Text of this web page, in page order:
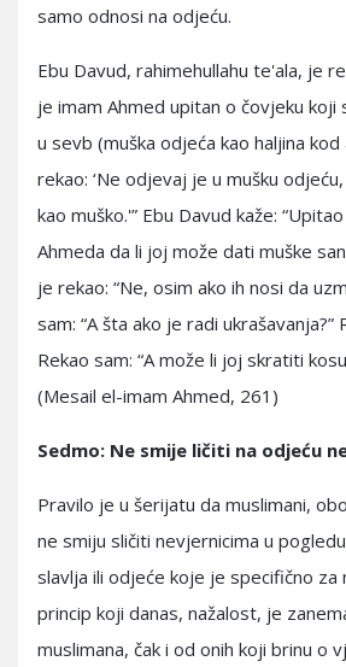
samo odnosi na odjeću.
Ebu Davud, rahimehullahu te'ala, je
je imam Ahmed upitan o čovjeku koji
u sevb (muška odjeća kao haljina kod
rekao: ‘Ne odjevaj je u mušku
kao muško.'” Ebu Davud kaže:
Ahmeda da li joj može dati muške
je rekao: “Ne, osim ako ih nosi da
sam: “A šta ako je radi ukrašavanja?”
Rekao sam: “A može li joj skratiti
(Mesail el-imam Ahmed, 261)
Sedmo: Ne smije ličiti na odjeću
Pravilo je u šerijatu da muslimani,
ne smiju sličiti nevjernicima u
slavlja ili odjeće koje je specifično za
princip koji danas, nažalost, je
muslimana, čak i od onih koji brinu o